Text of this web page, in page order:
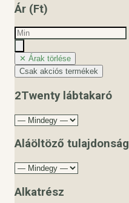
Ár (Ft)
✕ Árak törlése
Csak akciós termékek
2Twenty lábtakaró
Aláöltöző tulajdonság
Alkatrész